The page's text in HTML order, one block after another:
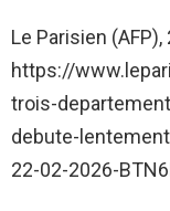
Le Parisien (AFP),
https://
trois-
debute-
22-02-2026-